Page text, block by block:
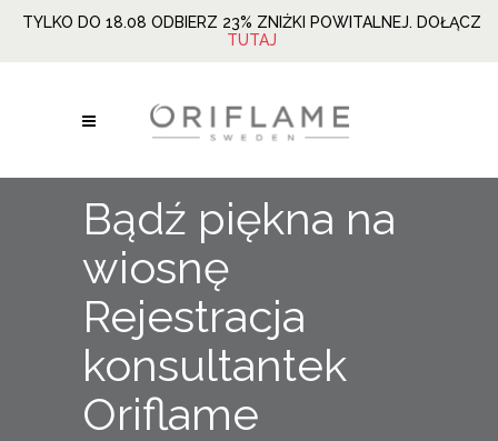
TYLKO DO 18.08 ODBIERZ 23% ZNIŻKI POWITALNEJ. DOŁĄCZ
TUTAJ
Bądź piękna na
wiosnę
Rejestracja
konsultantek
Oriflame